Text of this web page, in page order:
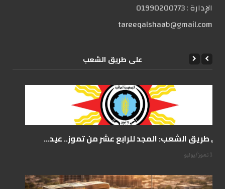
الإدارة :01990200773
tareeqalshaab@gmail.com
علی طریق الشعب
على طريق الشعب: المجد للرابع عشر من تموز.. عيد...
14 تموز/يوليو